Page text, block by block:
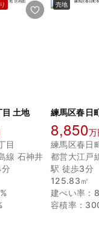
土地
目
線 石神井
売地
8,850万
練馬区春日
都営大江戸
駅 徒歩3分
125.83㎡
建ぺい率：
容積率：